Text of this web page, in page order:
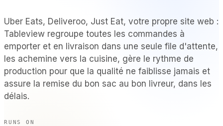
Restaurants décontractés et bistrots
Bars et boîtes de nuit
Hôtels et complexes touristiques
À emporter et livraison
Camions-restaurants et cuisines virtuelles
COMPARER
Uber Eats, Deliveroo, Just Eat, votre propre site web :
Tableview regroupe toutes les commandes à
emporter et en livraison dans une seule file d'attente,
les achemine vers la cuisine, gère le rythme de
production pour que la qualité ne faiblisse jamais et
assure la remise du bon sac au bon livreur, dans les
délais.
RUNS ON